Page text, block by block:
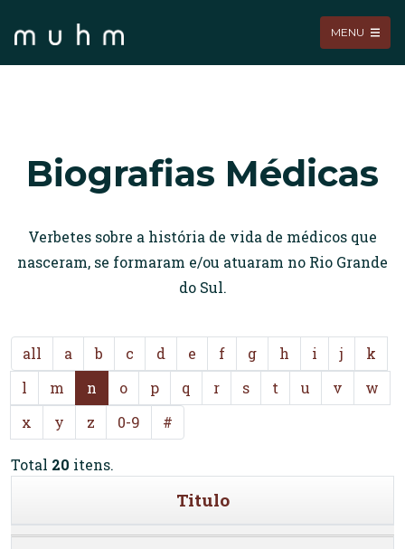
MENU
Biografias Médicas
Verbetes sobre a história de vida de médicos que
nasceram, se formaram e/ou atuaram no Rio Grande
do Sul.
all a b c d e f g h i j
k
l
m n o p q r s t u v
w
x
y z 0-9 #
Total 20 itens.
Titulo